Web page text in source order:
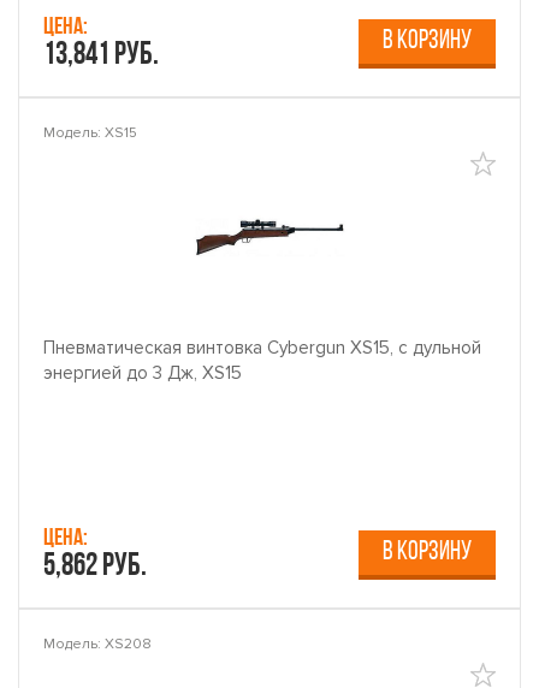
Цена:
13,841 руб. В КОРЗИНУ
Модель: XS15
Пневматическая винтовка Cybergun XS15, с дульной
энергией до 3 Дж, XS15
Цена:
5,862 руб. В КОРЗИНУ
Модель: XS208